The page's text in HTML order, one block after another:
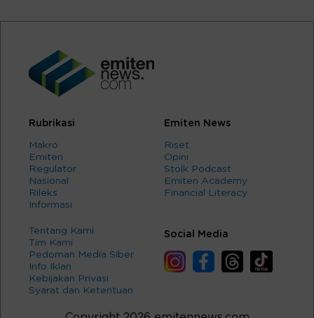
Rubrikasi
Makro
Emiten
Regulator
Nasional
Rileks
Informasi
Emiten News
Riset
Opini
Stolk Podcast
Emiten Academy
Financial Literacy
Tentang Kami
Tim Kami
Pedoman Media Siber
Info Iklan
Kebijakan Privasi
Syarat dan Ketentuan
Social Media